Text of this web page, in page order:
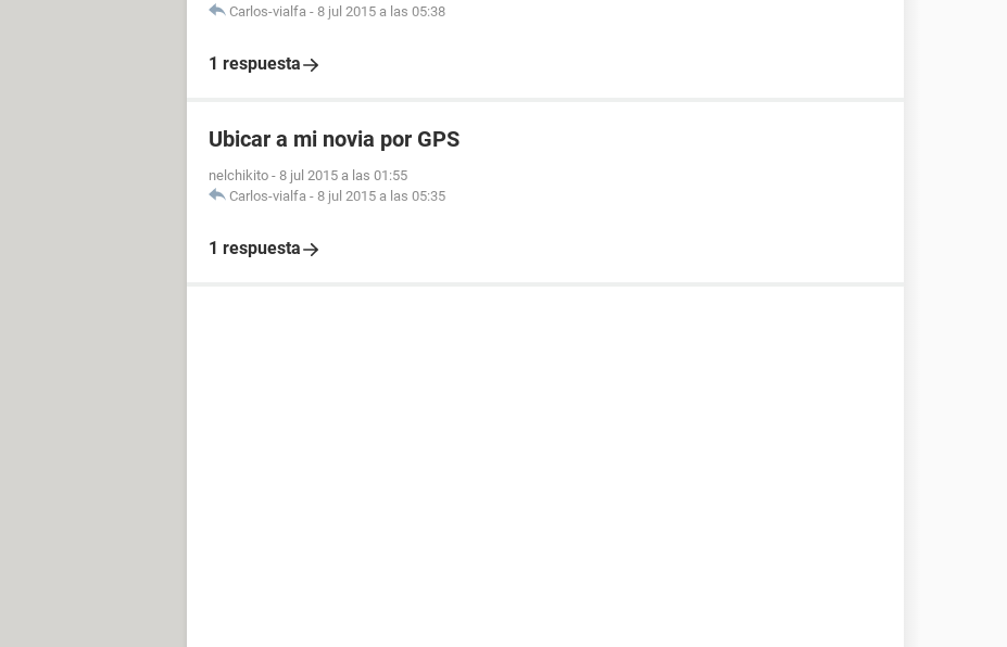
Carlos-vialfa - 8 jul 2015 a las 05:38
1 respuesta
Ubicar a mi novia por GPS
nelchikito - 8 jul 2015 a las 01:55
Carlos-vialfa - 8 jul 2015 a las 05:35
1 respuesta